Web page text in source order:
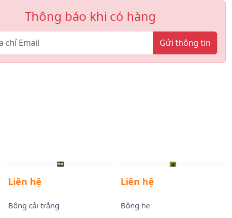
Thông báo khi có hàng
Gửi thông tin
Liên hệ
Bông cải trắng
Liên hệ
Bông hẹ